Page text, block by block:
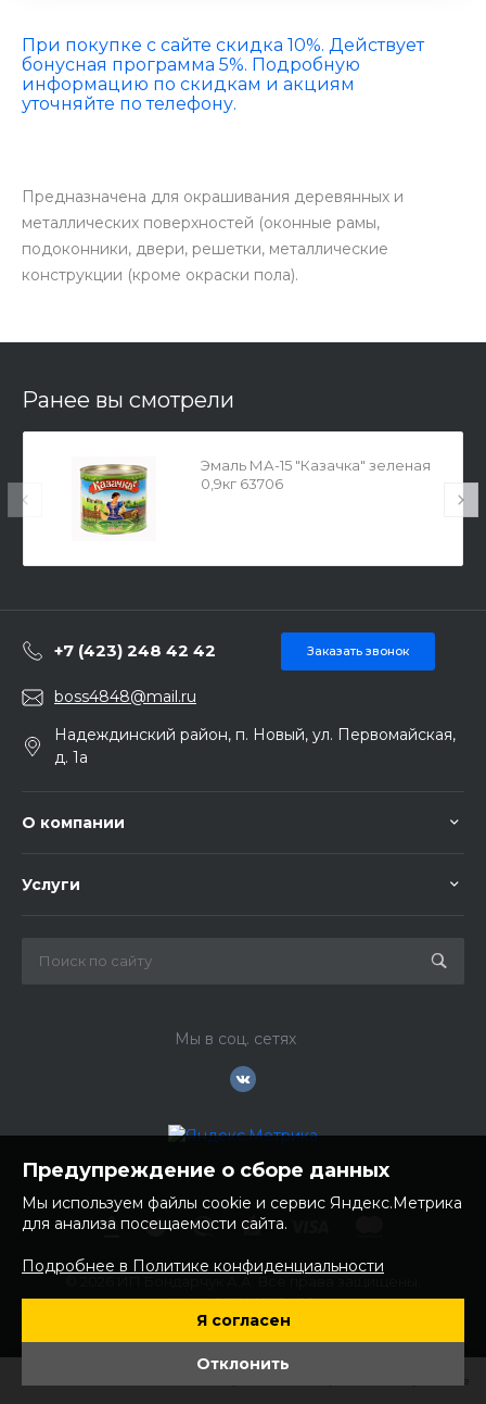
При покупке с сайте скидка 10%. Действует
бонусная программа 5%. Подробную
информацию по скидкам и акциям
уточняйте по телефону.
Предназначена для окрашивания деревянных и
металлических поверхностей (оконные рамы,
подоконники, двери, решетки, металлические
конструкции (кроме окраски пола).
Ранее вы смотрели
Эмаль МА-15 "Казачка" зеленая
0,9кг 63706
+7 (423) 248 42 42 Заказать звонок
boss4848@mail.ru
Надеждинский район, п. Новый, ул. Первомайская,
д. 1а
О компании
Услуги
Мы в соц. сетях
ИНН: 252100758085
ОГРНИП: 304250236200270
Юр. адрес: 692481 Приморский край, Надеждинский район,
с. Вольно- Надеждинское, ул. Торопова 12
Предупреждение о сборе данных
Мы используем файлы cookie и сервис Яндекс.Метрика
для анализа посещаемости сайта.
Подробнее в Политике конфиденциальности
Я согласен
Отклонить